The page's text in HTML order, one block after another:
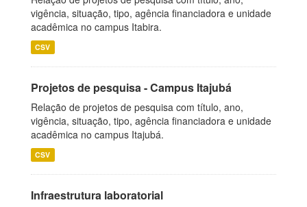
vigência, situação, tipo, agência financiadora e unidade
acadêmica no campus Itabira.
CSV
Projetos de pesquisa - Campus Itajubá
Relação de projetos de pesquisa com título, ano,
vigência, situação, tipo, agência financiadora e unidade
acadêmica no campus Itajubá.
CSV
Infraestrutura laboratorial